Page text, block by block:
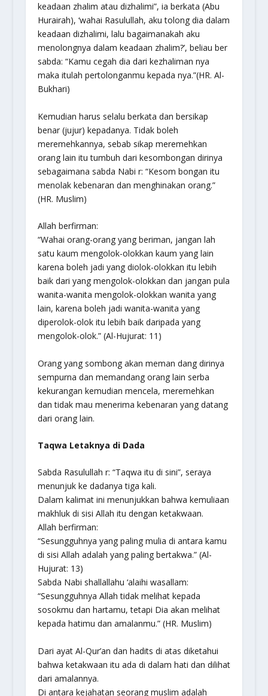
keadaan zhalim atau dizhalimi”, ia berkata (Abu
Hurairah), ‘wahai Rasulullah, aku tolong dia dalam
keadaan dizhalimi, lalu bagaimanakah aku
menolongnya dalam keadaan zhalim?’, beliau ber
sabda: “Kamu cegah dia dari kezhaliman nya
maka itulah pertolonganmu kepada nya.”(HR. Al-
Bukhari)
Kemudian harus selalu berkata dan bersikap
benar (jujur) kepadanya. Tidak boleh
meremehkannya, sebab sikap meremehkan
orang lain itu tumbuh dari kesombongan dirinya
sebagaimana sabda Nabi r: “Kesom bongan itu
menolak kebenaran dan menghinakan orang.”
(HR. Muslim)
Allah berfirman:
“Wahai orang-orang yang beriman, jangan lah
satu kaum mengolok-olokkan kaum yang lain
karena boleh jadi yang diolok-olokkan itu lebih
baik dari yang mengolok-olokkan dan jangan pula
wanita-wanita mengolok-olokkan wanita yang
lain, karena boleh jadi wanita-wanita yang
diperolok-olok itu lebih baik daripada yang
mengolok-olok.” (Al-Hujurat: 11)
Orang yang sombong akan meman dang dirinya
sempurna dan memandang orang lain serba
kekurangan kemudian mencela, meremehkan
dan tidak mau menerima kebenaran yang datang
dari orang lain.
Taqwa Letaknya di Dada
Sabda Rasulullah r: “Taqwa itu di sini”, seraya
menunjuk ke dadanya tiga kali.
Dalam kalimat ini menunjukkan bahwa kemuliaan
makhluk di sisi Allah itu dengan ketakwaan.
Allah berfirman:
“Sesungguhnya yang paling mulia di antara kamu
di sisi Allah adalah yang paling bertakwa.” (Al-
Hujurat: 13)
Sabda Nabi shallallahu ‘alaihi wasallam:
“Sesungguhnya Allah tidak melihat kepada
sosokmu dan hartamu, tetapi Dia akan melihat
kepada hatimu dan amalanmu.” (HR. Muslim)
Dari ayat Al-Qur’an dan hadits di atas diketahui
bahwa ketakwaan itu ada di dalam hati dan dilihat
dari amalannya.
Di antara kejahatan seorang muslim adalah